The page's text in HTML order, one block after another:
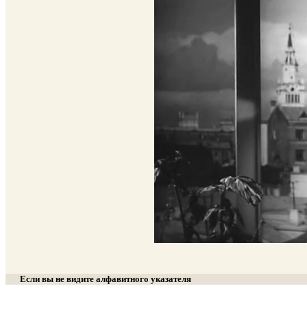
Если вы не видите алфавитного указателя